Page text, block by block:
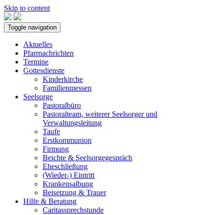
Skip to content
Toggle navigation
Aktuelles
Pfarrnachrichten
Termine
Gottesdienste
Kinderkirche
Familienmessen
Seelsorge
Pastoralbüro
Pastoralteam, weiterer Seelsorger und
Verwaltungsleitung
Taufe
Erstkommunion
Firmung
Beichte & Seelsorgegespräch
Eheschließung
(Wieder-) Eintritt
Krankensalbung
Beisetzung & Trauer
Hilfe & Beratung
Caritassprechstunde